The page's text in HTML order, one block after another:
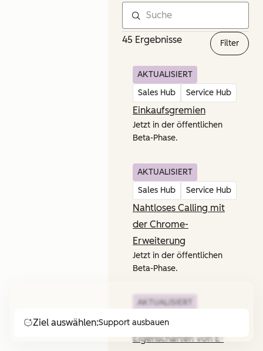
Ziel auswählen:Support ausbauen
45 Ergebnisse Filter
AKTUALISIERT
Sales Hub
Service Hub
Einkaufsgremien
Jetzt in der öffentlichen
Beta-Phase.
AKTUALISIERT
Sales Hub
Service Hub
Nahtloses Calling mit
der Chrome-
Erweiterung
Jetzt in der öffentlichen
Beta-Phase.
AKTUALISIERT
Sales Hub
Eigenschaften von E-